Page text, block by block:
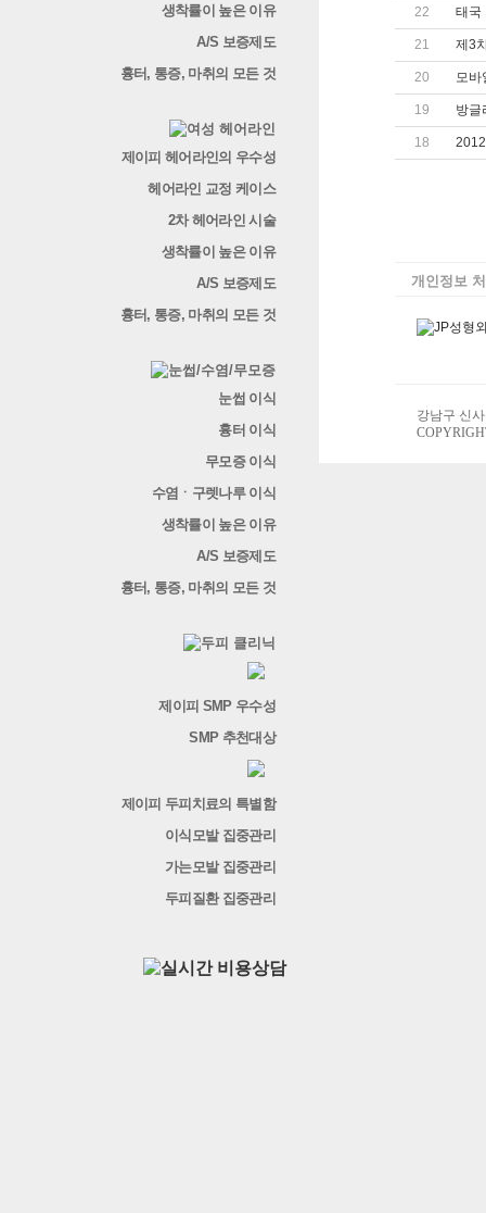
생착률이 높은 이유
A/S 보증제도
흉터, 통증, 마취의 모든 것
제이피 헤어라인의 우수성
헤어라인 교정 케이스
2차 헤어라인 시술
생착률이 높은 이유
A/S 보증제도
흉터, 통증, 마취의 모든 것
눈썹 이식
흉터 이식
무모증 이식
수염ㆍ구렛나루 이식
생착률이 높은 이유
A/S 보증제도
흉터, 통증, 마취의 모든 것
제이피 SMP 우수성
SMP 추천대상
제이피 두피치료의 특별함
이식모발 집중관리
가는모발 집중관리
두피질환 집중관리
22 태국
21 제3
20 모바
19 방글
18
개인정보
강남구 신